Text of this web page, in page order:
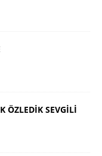
ÖZLEDİK SEVGİLİ